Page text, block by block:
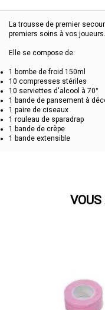
La trousse de premier
premiers soins à vos joueurs.
Elle se compose de:
1 bombe de froid 150ml
10 compresses stériles
10 serviettes d'alcool à 70°
1 bande de pansement à
1 paire de ciseaux
1 rouleau de sparadrap
1 bande de crèpe
1 bande extensible